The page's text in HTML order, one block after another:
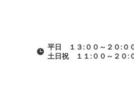
平日 １３:００～２０:０
土日祝 １１:００～２０: